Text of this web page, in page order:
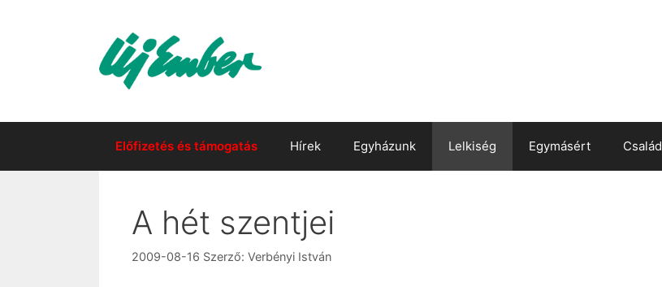
Előfizetés és támogatás Hírek Egyházunk Lelkiség Egymásért Család
A hét szentjei
2009-08-16 Szerző: Verbényi István